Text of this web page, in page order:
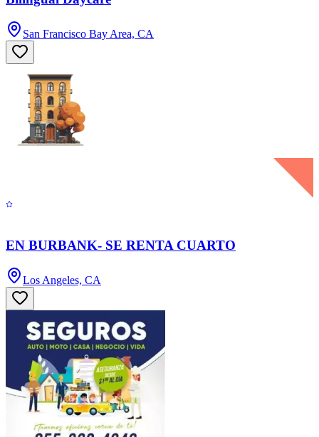
San Francisco Bay Area, CA
EN BURBANK- SE RENTA CUARTO
Los Angeles, CA